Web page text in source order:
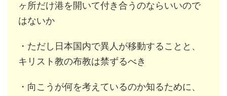
ヶ所だけ港を開いて付き合うのならいいので
はないか
・ただし日本国内で異人が移動することと、
キリスト教の布教は禁ずるべき
・向こうが何を考えているのか知るために、